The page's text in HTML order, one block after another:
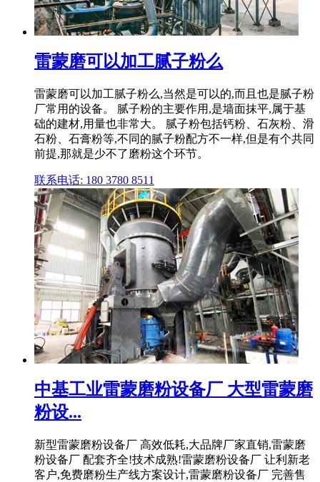
雷蒙磨可以加工腻子粉么
雷蒙磨可以加工腻子粉么,当然是可以的,而且也是腻子粉
厂常用的设备。 腻子粉的主要作用,是墙面抹平,属于基
础的建材,用量也非常大。 腻子粉包括钙粉、石灰粉、滑
石粉、石膏粉等,不同的腻子粉配方不一样,但是有个共同
前提,那就是少不了磨粉这个环节。
联系电话: 180 3780 8511
中基工业雷蒙磨粉设备厂 大型雷蒙磨
粉设...
新型雷蒙磨粉设备厂 高效低耗,大品牌厂家直销,雷蒙磨
粉设备厂 配套齐全!技术成熟!雷蒙磨粉设备厂 让利新老
客户,免费磨粉生产线方案设计,雷蒙磨粉设备厂 完善售